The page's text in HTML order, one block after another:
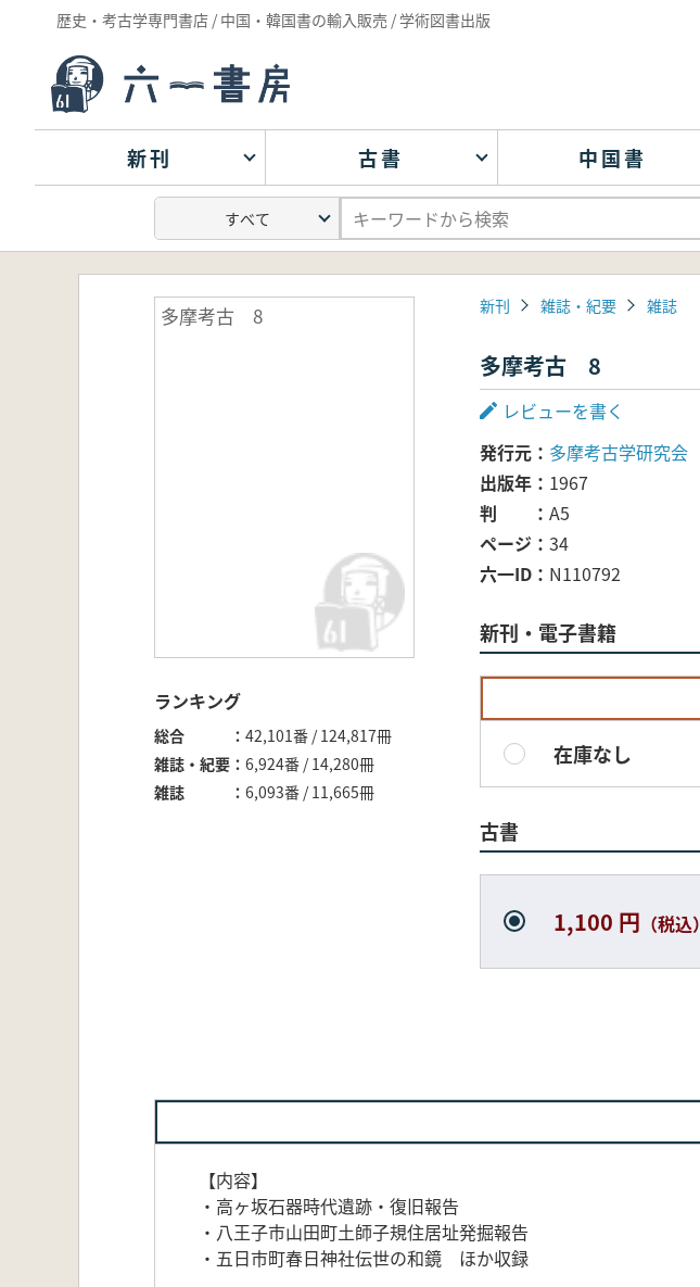
歴史・考古学専門書店 / 中国・韓国書の輸入販売 / 学術図書出版
新刊 古書 中国書
多摩考古 8
ランキング
総合
42,101番 / 124,817冊
雑誌・紀要
6,924番 / 14,280冊
雑誌
6,093番 / 11,665冊
新刊 雑誌・紀要 雑誌
多摩考古 8
レビューを書く
発行元
多摩考古学研究会
出版年
1967
判
A5
ページ
34
六一ID
N110792
新刊・電子書籍
在庫なし
古書
1,100 円 （税込）
【内容】
・高ヶ坂石器時代遺跡・復旧報告
・八王子市山田町土師子規住居址発掘報告
・五日市町春日神社伝世の和鏡 ほか収録